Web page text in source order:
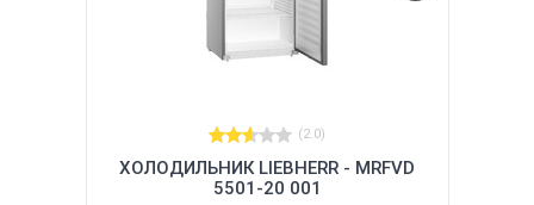
(2.0)
ХОЛОДИЛЬНИК LIEBHERR - MRFVD
5501-20 001